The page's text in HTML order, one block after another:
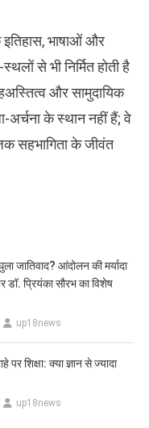
भाषाओं और
से भी निर्मित होती है
और सामुदायिक
अर्चना के स्थान नहीं हैं; वे
सहभागिता के जीवंत
जातिवाद? आंदोलन की मर्यादा
डॉ. प्रियंका सौरभ का विशेष
up18news
पर शिक्षा: क्या ज्ञान से ज्यादा
up18news